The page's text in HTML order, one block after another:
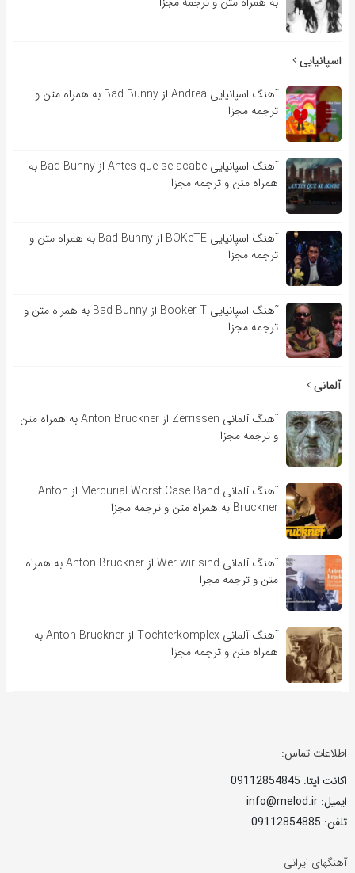
اسپانیایی
آهنگ اسپانیایی Andrea از Bad Bunny به همراه متن و
ترجمه مجزا
آهنگ اسپانیایی Antes que se acabe از Bad Bunny به
همراه متن و ترجمه مجزا
آهنگ اسپانیایی BOKeTE از Bad Bunny به همراه متن و
ترجمه مجزا
آهنگ اسپانیایی Booker T از Bad Bunny به همراه متن و
ترجمه مجزا
آلمانی
آهنگ آلمانی Zerrissen از Anton Bruckner به همراه متن
و ترجمه مجزا
آهنگ آلمانی Mercurial Worst Case Band از Anton
Bruckner به همراه متن و ترجمه مجزا
آهنگ آلمانی Wer wir sind از Anton Bruckner به همراه
متن و ترجمه مجزا
آهنگ آلمانی Tochterkomplex از Anton Bruckner به
همراه متن و ترجمه مجزا
اطلاعات تماس:
اکانت ایتا: 09112854845
ایمیل: info@melod.ir
تلفن: 09112854885
آهنگهای ایرانی